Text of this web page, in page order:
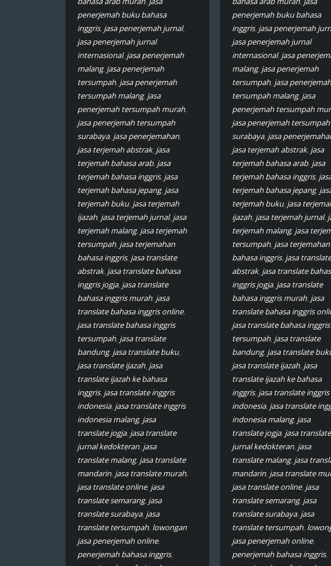
penerjemah buku bahasa
inggris, jasa penerjemah jurnal,
jasa penerjemah jurnal
internasional, jasa penerjemah
malang, jasa penerjemah
tersumpah, jasa penerjemah
tersumpah malang, jasa
penerjemah tersumpah murah,
jasa penerjemah tersumpah
surabaya, jasa penerjemahan,
jasa terjemah abstrak, jasa
terjemah bahasa arab, jasa
terjemah bahasa inggris, jasa
terjemah bahasa jepang, jasa
terjemah buku, jasa terjemah
ijazah, jasa terjemah jurnal, jasa
terjemah malang, jasa terjemah
tersumpah, jasa terjemahan
bahasa inggris, jasa translate
abstrak, jasa translate bahasa
inggris jogja, jasa translate
bahasa inggris murah, jasa
translate bahasa inggris online,
jasa translate bahasa inggris
tersumpah, jasa translate
bandung, jasa translate buku,
jasa translate ijazah, jasa
translate ijazah ke bahasa
inggris, jasa translate inggris
indonesia, jasa translate inggris
indonesia malang, jasa
translate jogja, jasa translate
jurnal kedokteran, jasa
translate malang, jasa translate
mandarin, jasa translate murah,
jasa translate online, jasa
translate semarang, jasa
translate surabaya, jasa
translate tersumpah, lowongan
jasa penerjemah online,
penerjemah bahasa inggris,
penerjemah buku bahasa
inggris, jasa penerjemah
jasa penerjemah jurnal
internasional, jasa
malang, jasa penerjemah
tersumpah, jasa penerjemah
tersumpah malang, jasa
penerjemah tersumpah
jasa penerjemah tersumpah
surabaya, jasa
jasa terjemah abstrak, jasa
terjemah bahasa arab, jasa
terjemah bahasa inggris,
terjemah bahasa jepang,
terjemah buku, jasa
ijazah, jasa terjemah jurnal,
terjemah malang, jasa
tersumpah, jasa terjemahan
bahasa inggris, jasa translate
abstrak, jasa translate
inggris jogja, jasa translate
bahasa inggris murah, jasa
translate bahasa inggris
jasa translate bahasa inggris
tersumpah, jasa translate
bandung, jasa translate
jasa translate ijazah, jasa
translate ijazah ke bahasa
inggris, jasa translate inggris
indonesia, jasa translate
indonesia malang, jasa
translate jogja, jasa translate
jurnal kedokteran, jasa
translate malang, jasa
mandarin, jasa translate
jasa translate online, jasa
translate semarang, jasa
translate surabaya, jasa
translate tersumpah,
jasa penerjemah online,
penerjemah bahasa inggris,